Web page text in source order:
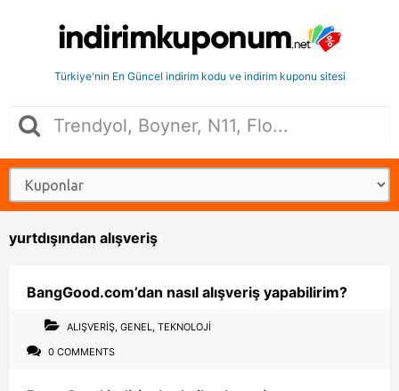
Türkiye'nin En Güncel indirim kodu ve indirim kuponu sitesi
yurtdışından alışveriş
BangGood.com’dan nasıl alışveriş yapabilirim?
ALIŞVERIŞ, GENEL, TEKNOLOJI
0 COMMENTS